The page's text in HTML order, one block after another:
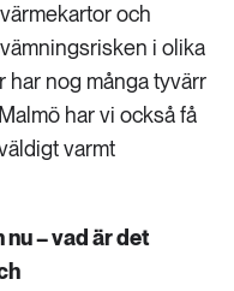
och
i olika
har nog många tyvärr
har vi också få
varmt
nu – vad är det